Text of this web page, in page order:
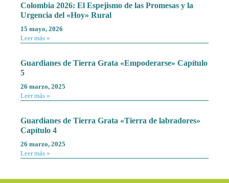
Colombia 2026: El Espejismo de las Promesas y la
Urgencia del «Hoy» Rural
15 mayo, 2026
Leer más »
Guardianes de Tierra Grata «Empoderarse» Capítulo
5
26 marzo, 2025
Leer más »
Guardianes de Tierra Grata «Tierra de labradores»
Capítulo 4
26 marzo, 2025
Leer más »